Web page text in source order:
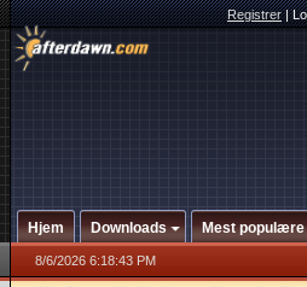
Registrer|
Hjem Downloads Mest
8/6/2026 6:18:43 PM